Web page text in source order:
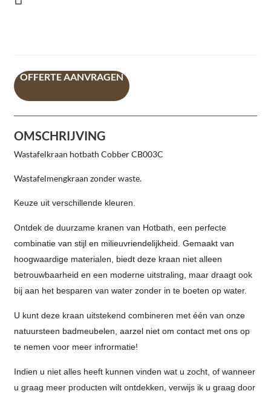
OFFERTE AANVRAGEN
OMSCHRIJVING
Wastafelkraan hotbath Cobber CB003C
Wastafelmengkraan zonder waste.
Keuze uit verschillende kleuren.
Ontdek de duurzame kranen van Hotbath, een perfecte
combinatie van stijl en milieuvriendelijkheid. Gemaakt van
hoogwaardige materialen, biedt deze kraan niet alleen
betrouwbaarheid en een moderne uitstraling, maar draagt ook
bij aan het besparen van water zonder in te boeten op water.
U kunt deze kraan uitstekend combineren met één van onze
natuursteen badmeubelen, aarzel niet om contact met ons op
te nemen voor meer infrormatie!
Indien u niet alles heeft kunnen vinden wat u zocht, of wanneer
u graag meer producten wilt ontdekken, verwijs ik u graag door